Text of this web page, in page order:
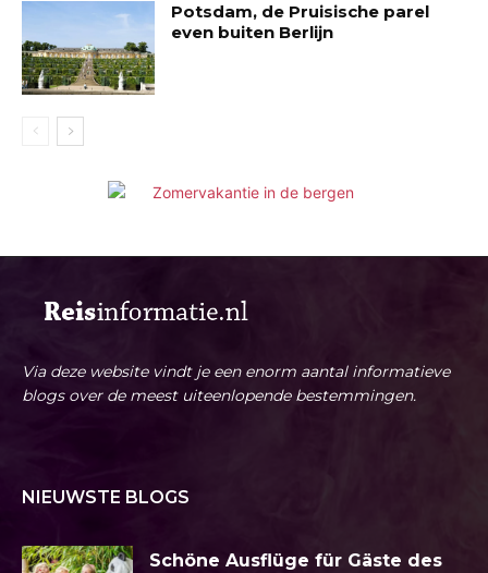
Potsdam, de Pruisische parel
even buiten Berlijn
Via deze website vindt je een enorm aantal informatieve
blogs over de meest uiteenlopende bestemmingen.
NIEUWSTE BLOGS
Schöne Ausflüge für Gäste des